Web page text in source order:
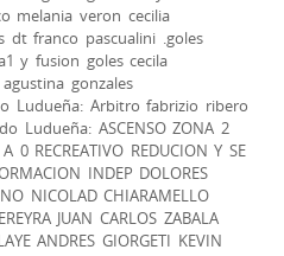
melania veron cecilia
dt franco pascualini .goles
y fusion goles cecila
gonzales
Ludueña: Arbitro fabrizio ribero
Ludueña: ASCENSO ZONA 2
0 RECREATIVO REDUCION Y SE
INDEP DOLORES
NICOLAD CHIARAMELLO
JUAN CARLOS ZABALA
ANDRES GIORGETI KEVIN